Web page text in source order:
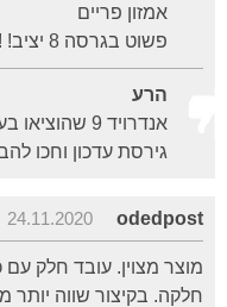
אמזון פריים
פשוט בגרסה 8 יציב! ! קניתה חדש - לא לעדכן גירסה!!!
הרע
אנדרויד 9
גירסת עדכון וחכו
odedpost
24.11.2020
מוצר מצוין. עובד חלק
חלקה. בקיצור שווה יותר